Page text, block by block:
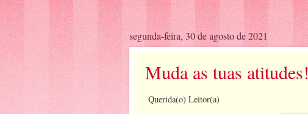
segunda-feira, 30 de agosto de 2021
Muda as tuas atitudes!
Querida(o) Leitor(a)